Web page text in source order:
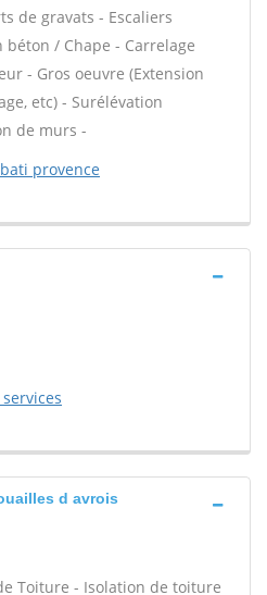
de gravats - Escaliers
/ Chape - Carrelage
- Gros oeuvre (Extension
etc) - Surélévation
de murs -
provence
d avrois
Toiture - Isolation de toiture